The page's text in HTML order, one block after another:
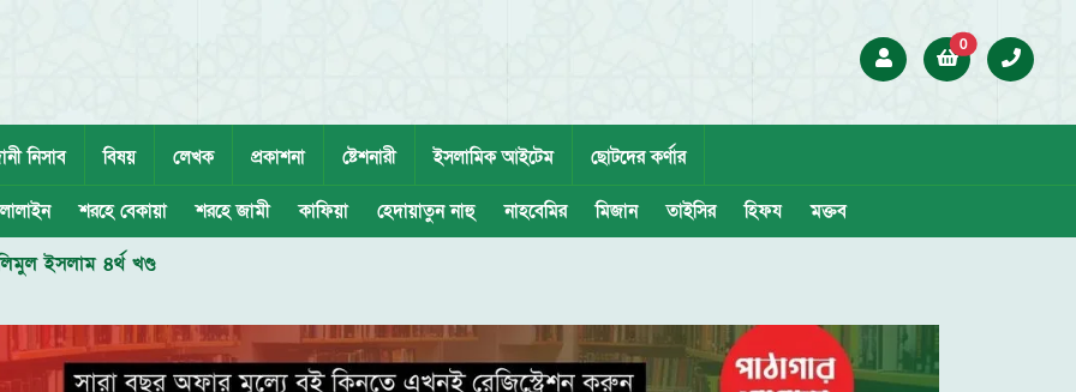
0
নিসাব বিষয় লেখক প্রকাশনা ষ্টেশনারী ইসলামিক আইটেম ছোটদের কর্ণার
শরহে বেকায়া শরহে জামী কাফিয়া হেদায়াতুন নাহু নাহবেমির মিজান তাইসির হিফয মক্তব
ইসলাম ৪র্থ খণ্ড